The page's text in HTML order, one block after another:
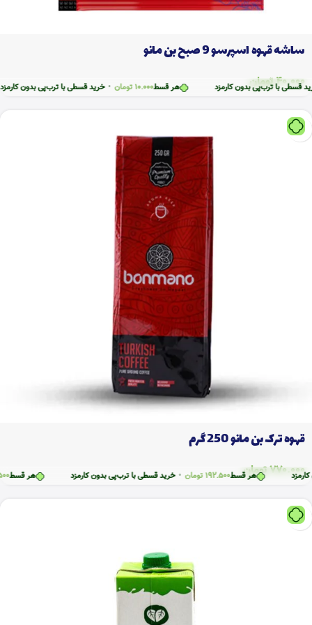
هر قسط10.000تومان • خرید قسطی با ترب‌پی بدون کارمزد ترب‌پی بدون کارمزد
ساشه قهوه اسپرسو 9 صبح بن مانو
40.000تومان
هر قسط192.500 هر قسط192.500تومان • خرید قسطی با ترب‌پی بدون کارمزد
قهوه ترک بن مانو 250 گرم
770.000تومان